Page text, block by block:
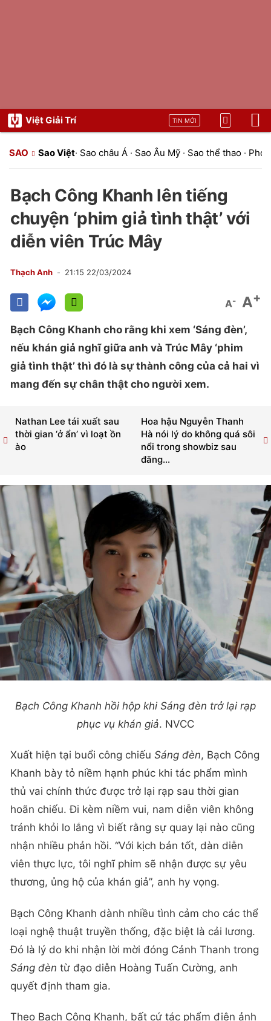
Việt Giải Trí TIN MỚI
SAO Sao Việt· Sao châu Á · Sao Âu Mỹ · Sao thể thao ·
Bạch Công Khanh lên tiếng
chuyện ‘phim giả tình thật’ với
diễn viên Trúc Mây
Thạch Anh 21:15 22/03/2024
A- A+
Bạch Công Khanh cho rằng khi xem ‘Sáng đèn’,
nếu khán giả nghĩ giữa anh và Trúc Mây ‘phim
giả tình thật’ thì đó là sự thành công của cả hai vì
mang đến sự chân thật cho người xem.
Hoa hậu Nguyễn Thanh
Hà nói lý do không quá sôi
nổi trong showbiz sau
đăng...
Nathan Lee tái xuất sau
thời gian ‘ở ẩn’ vì loạt ồn
ào
Bạch Công Khanh hồi hộp khi Sáng đèn trở lại rạp
phục vụ khán giả. NVCC
Xuất hiện tại buổi công chiếu Sáng đèn, Bạch Công
Khanh bày tỏ niềm hạnh phúc khi tác phẩm mình
thủ vai chính thức được trở lại rạp sau thời gian
hoãn chiếu. Đi kèm niềm vui, nam diễn viên không
tránh khỏi lo lắng vì biết rằng sự quay lại nào cũng
nhận nhiều phản hồi. “Với kịch bản tốt, dàn diễn
viên thực lực, tôi nghĩ phim sẽ nhận được sự yêu
thương, ủng hộ của khán giả”, anh hy vọng.
Bạch Công Khanh dành nhiều tình cảm cho các thể
loại nghệ thuật truyền thống, đặc biệt là cải lương.
Đó là lý do khi nhận lời mời đóng Cảnh Thanh trong
Sáng đèn từ đạo diễn Hoàng Tuấn Cường, anh
quyết định tham gia.
Theo Bạch Công Khanh, bất cứ tác phẩm điện ảnh